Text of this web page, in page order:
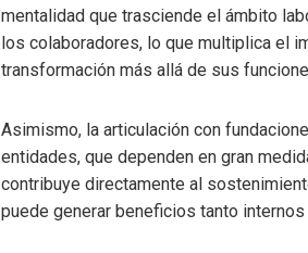
mentalidad que trasciende el ámbito
los colaboradores, lo que multiplica el
transformación más allá de sus
Asimismo, la articulación con
entidades, que dependen en gran
contribuye directamente al
puede generar beneficios tanto